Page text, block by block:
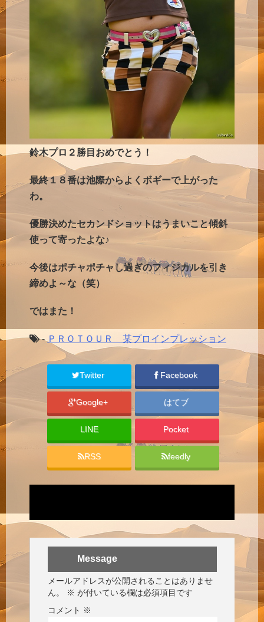
鈴木プロ２勝目おめでとう！
最終１８番は池際からよくボギーで上がった
わ。
優勝決めたセカンドショットはうまいこと傾斜
使って寄ったよな♪
今後はポチャポチャし過ぎのフィジカルを引き
締めよ～な（笑）
ではまた！
- ＰＲＯＴＯＵＲ 某プロインプレッション
Twitter Facebook
Google+ はてブ
LINE Pocket
RSS feedly
Message
メールアドレスが公開されることはありませ
ん。
※ が付いている欄は必須項目です
コメント ※